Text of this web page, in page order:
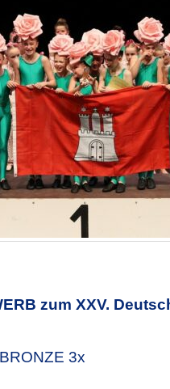
zum XXV.
3x